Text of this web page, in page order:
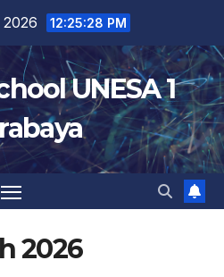
12:25:29 PM
UNESA 1
2026